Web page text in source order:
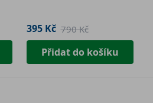
395 Kč 790 Kč
Přidat do košíku